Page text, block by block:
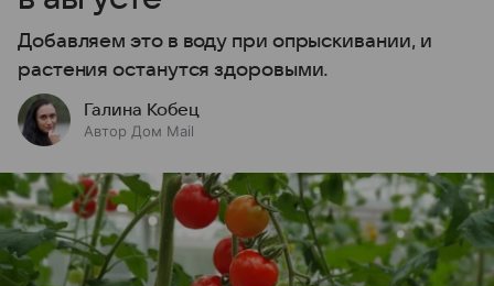
Добавляем это в воду при опрыскивании, и
растения останутся здоровыми.
Галина Кобец
Автор Дом Mail